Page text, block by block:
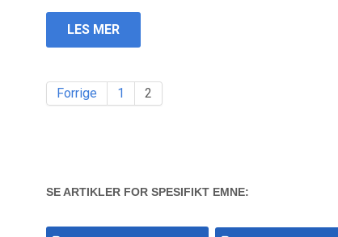
LES MER
Forrige 1 2
SE ARTIKLER FOR SPESIFIKT EMNE: